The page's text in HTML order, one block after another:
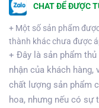
CHAT ĐỂ ĐƯỢC
+ Một số sản phẩm
thành khác chưa được
+ Đây là sản phẩm
nhận của khách hàng,
chất lượng sản phẩm
hoa, nhưng nếu có sự